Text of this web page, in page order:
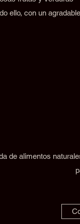
de alimentos
ello, con un agradable